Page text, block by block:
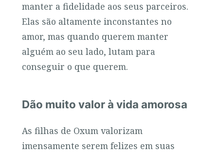
manter a fidelidade aos seus parceiros.
Elas são altamente inconstantes no
amor, mas quando querem manter
alguém ao seu lado, lutam para
conseguir o que querem.
Dão muito valor à vida amorosa
As filhas de Oxum valorizam
imensamente serem felizes em suas